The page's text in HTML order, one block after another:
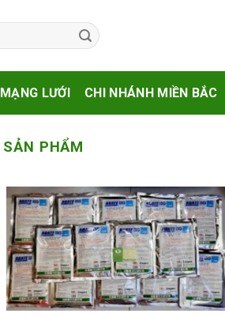
MẠNG LƯỚI CHI NHÁNH MIỀN BẮC
SẢN PHẨM